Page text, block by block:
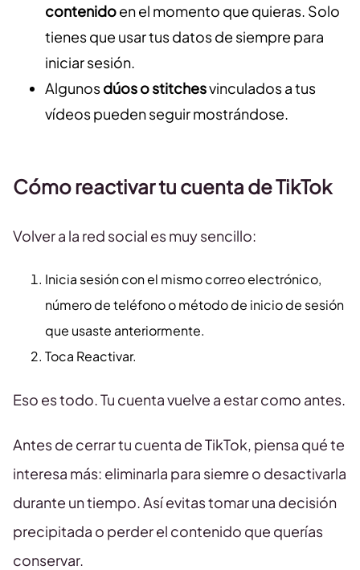
contenidoen el momento que quieras. Solo
tienes que usar tus datos de siempre para
iniciar sesión.
Algunosdúos o stitchesvinculados a tus
vídeos pueden seguir mostrándose.
Cómo reactivar tu cuenta de TikTok
Volver a la red social es muy sencillo:
Inicia sesión con el mismo correo electrónico,
número de teléfono o método de inicio de sesión
que usaste anteriormente.
Toca Reactivar.
Eso es todo. Tu cuenta vuelve a estar como antes.
Antes de cerrar tu cuenta de TikTok, piensa qué te
interesa más: eliminarla para siemre o desactivarla
durante un tiempo. Así evitas tomar una decisión
precipitada o perder el contenido que querías
conservar.